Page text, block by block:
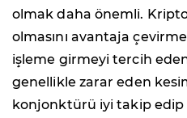
olmak daha önemli.
olmasını avantaja
işleme girmeyi tercih eden
genellikle zarar eden
konjonktürü iyi takip edip